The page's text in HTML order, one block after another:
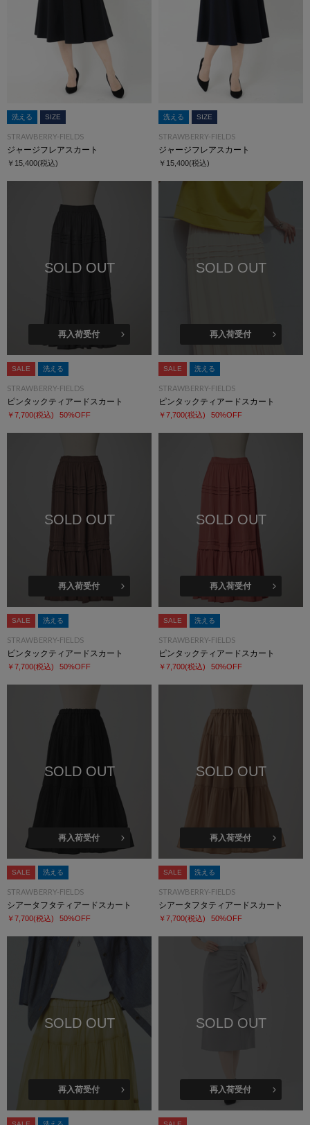
洗える SIZE
STRAWBERRY-FIELDS
ジャージフレアスカート
￥15,400(税込)
洗える SIZE
STRAWBERRY-FIELDS
ジャージフレアスカート
￥15,400(税込)
SOLD OUT
再入荷受付
SALE 洗える
STRAWBERRY-FIELDS
ピンタックティアードスカート
￥7,700(税込) 50%OFF
SOLD OUT
再入荷受付
SALE 洗える
STRAWBERRY-FIELDS
ピンタックティアードスカート
￥7,700(税込) 50%OFF
SOLD OUT
再入荷受付
SALE 洗える
STRAWBERRY-FIELDS
ピンタックティアードスカート
￥7,700(税込) 50%OFF
SOLD OUT
再入荷受付
SALE 洗える
STRAWBERRY-FIELDS
ピンタックティアードスカート
￥7,700(税込) 50%OFF
SOLD OUT
再入荷受付
SALE 洗える
STRAWBERRY-FIELDS
シアータフタティアードスカート
￥7,700(税込) 50%OFF
SOLD OUT
再入荷受付
SALE 洗える
STRAWBERRY-FIELDS
シアータフタティアードスカート
￥7,700(税込) 50%OFF
SOLD OUT
再入荷受付
SOLD OUT
再入荷受付